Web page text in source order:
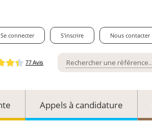
Se connecter S'inscrire Nous contacter
Appels à candidature